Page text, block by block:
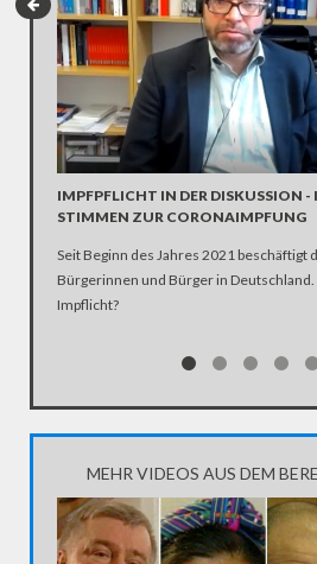
IMPFPFLICHT IN DER DISKUSSION
STIMMEN ZUR CORONAIMPFUNG
Seit Beginn des Jahres 2021 beschäftigt
Bürgerinnen und Bürger in
Impflicht?
MEHR VIDEOS AUS DEM